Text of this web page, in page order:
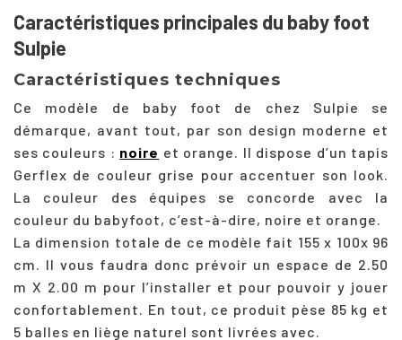
Caractéristiques principales du baby foot
Sulpie
Caractéristiques techniques
Ce modèle de baby foot de chez Sulpie se
démarque, avant tout, par son design moderne et
ses couleurs : noire et orange. Il dispose d’un tapis
Gerflex de couleur grise pour accentuer son look.
La couleur des équipes se concorde avec la
couleur du babyfoot, c’est-à-dire, noire et orange.
La dimension totale de ce modèle fait 155 x 100x 96
cm. Il vous faudra donc prévoir un espace de 2.50
m X 2.00 m pour l’installer et pour pouvoir y jouer
confortablement. En tout, ce produit pèse 85 kg et
5 balles en liège naturel sont livrées avec.